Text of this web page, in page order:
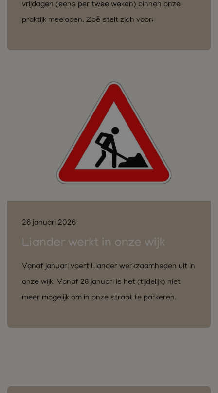
vrijdagen (eens per twee weken) binnen onze
praktijk meelopen. Zoë stelt zich voor:
Liander werkt in onze wijk
26 januari 2026
Vanaf januari voert Liander werkzaamheden uit in
onze wijk. Vanaf 28 januari is het (tijdelijk) niet
meer mogelijk om in onze straat te parkeren.